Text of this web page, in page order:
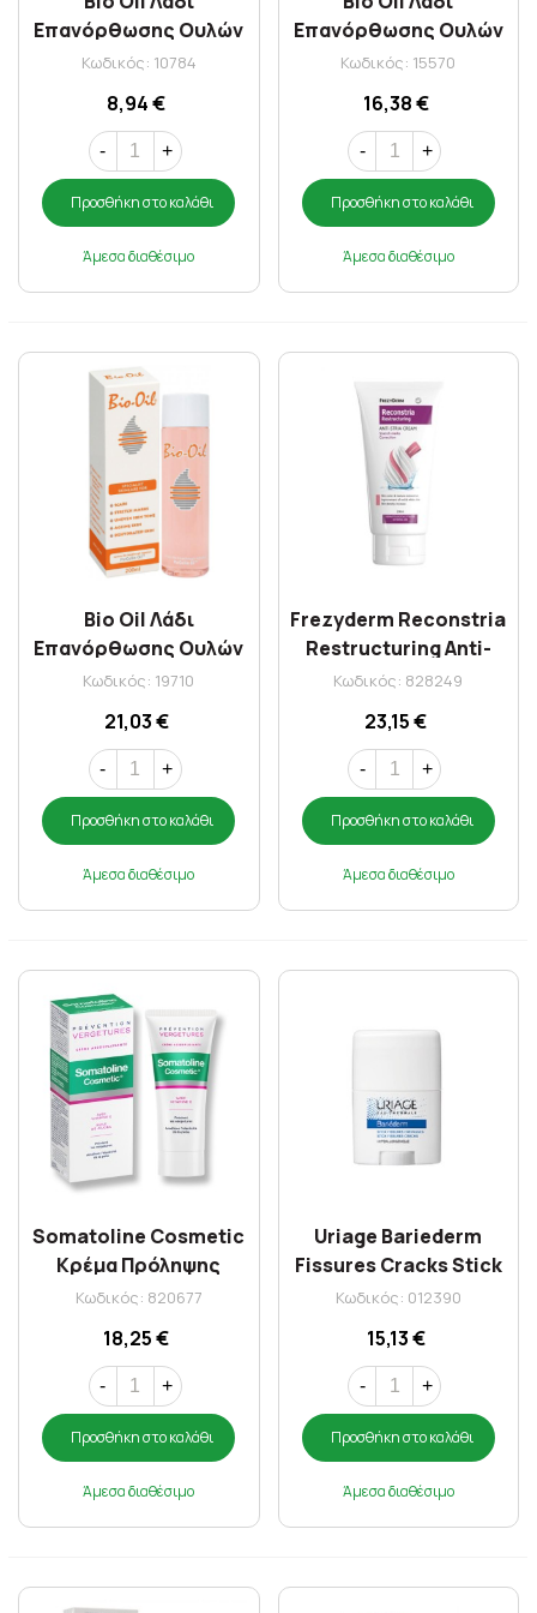
Επανόρθωσης Ουλών
& Ραγάδων 60 ml
Κωδικός: 10784
8,94 €
- +
Προσθήκη στο καλάθι
Άμεσα διαθέσιμο
Επανόρθωσης Ουλών
& Ραγάδων 125 ml
Κωδικός: 15570
16,38 €
- +
Προσθήκη στο καλάθι
Άμεσα διαθέσιμο
Bio Oil Λάδι
Επανόρθωσης Ουλών
& Ραγάδων 200 ml
Κωδικός: 19710
21,03 €
- +
Προσθήκη στο καλάθι
Άμεσα διαθέσιμο
Frezyderm Reconstria
Restructuring Anti-
Stria Cream 200ml
Κωδικός: 828249
23,15 €
- +
Προσθήκη στο καλάθι
Άμεσα διαθέσιμο
Somatoline Cosmetic
Κρέμα Πρόληψης
Ραγάδων 200ml
Κωδικός: 820677
18,25 €
- +
Προσθήκη στο καλάθι
Άμεσα διαθέσιμο
Uriage Bariederm
Fissures Cracks Stick
22 gr
Κωδικός: 012390
15,13 €
- +
Προσθήκη στο καλάθι
Άμεσα διαθέσιμο